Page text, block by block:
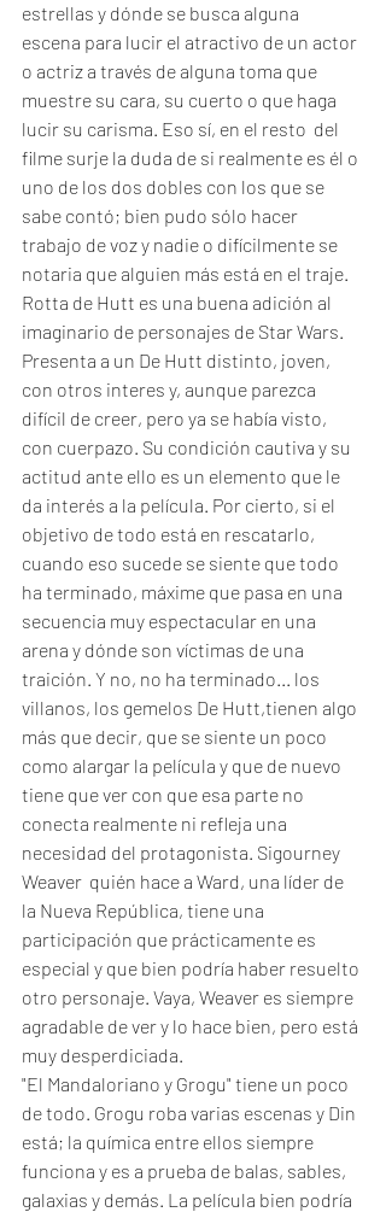
estrellas y dónde se busca alguna
escena para lucir el atractivo de un actor
o actriz a través de alguna toma que
muestre su cara, su cuerto o que haga
lucir su carisma. Eso sí, en el resto  del
filme surje la duda de si realmente es él o
uno de los dos dobles con los que se
sabe contó; bien pudo sólo hacer
trabajo de voz y nadie o difícilmente se
notaria que alguien más está en el traje.
Rotta de Hutt es una buena adición al
imaginario de personajes de Star Wars.
Presenta a un De Hutt distinto, joven,
con otros interes y, aunque parezca
difícil de creer, pero ya se había visto,
con cuerpazo. Su condición cautiva y su
actitud ante ello es un elemento que le
da interés a la película. Por cierto, si el
objetivo de todo está en rescatarlo,
cuando eso sucede se siente que todo
ha terminado, máxime que pasa en una
secuencia muy espectacular en una
arena y dónde son víctimas de una
traición. Y no, no ha terminado... los
villanos, los gemelos De Hutt,tienen algo
más que decir, que se siente un poco
como alargar la película y que de nuevo
tiene que ver con que esa parte no
conecta realmente ni refleja una
necesidad del protagonista. Sigourney
Weaver  quién hace a Ward, una líder de
la Nueva República, tiene una
participación que prácticamente es
especial y que bien podría haber resuelto
otro personaje. Vaya, Weaver es siempre
agradable de ver y lo hace bien, pero está
muy desperdiciada.
"El Mandaloriano y Grogu" tiene un poco
de todo. Grogu roba varias escenas y Din
está; la química entre ellos siempre
funciona y es a prueba de balas, sables,
galaxias y demás. La película bien podría